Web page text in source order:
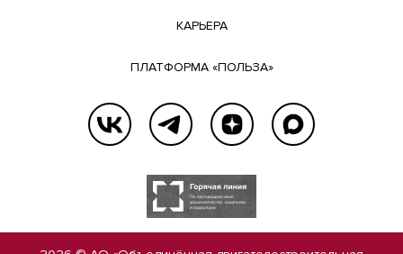
КАРЬЕРА
ПЛАТФОРМА «ПОЛЬЗА»